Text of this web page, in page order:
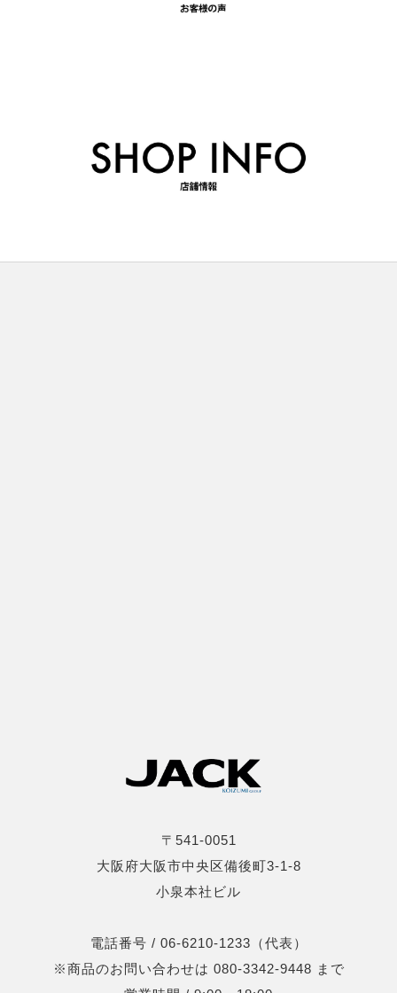
〒541-0051
大阪府大阪市中央区備後町3-1-8
小泉本社ビル
電話番号 / 06-6210-1233（代表）
※商品のお問い合わせは 080-3342-9448 まで